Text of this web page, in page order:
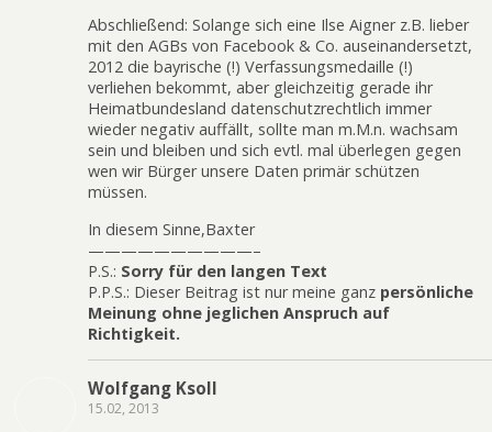
Abschließend: Solange sich eine Ilse Aigner z.B. lieber
mit den AGBs von Facebook & Co. auseinandersetzt,
2012 die bayrische (!) Verfassungsmedaille (!)
verliehen bekommt, aber gleichzeitig gerade ihr
Heimatbundesland datenschutzrechtlich immer
wieder negativ auffällt, sollte man m.M.n. wachsam
sein und bleiben und sich evtl. mal überlegen gegen
wen wir Bürger unsere Daten primär schützen
müssen.
In diesem Sinne,Baxter
——————————–
P.S.: Sorry für den langen Text
P.P.S.: Dieser Beitrag ist nur meine ganz persönliche
Meinung ohne jeglichen Anspruch auf
Richtigkeit.
Wolfgang Ksoll
15.02, 2013